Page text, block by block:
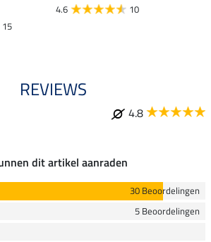
15
4.6 10
REVIEWS
4.8
dit artikel aanraden
30 Beoordelingen
5 Beoordelingen